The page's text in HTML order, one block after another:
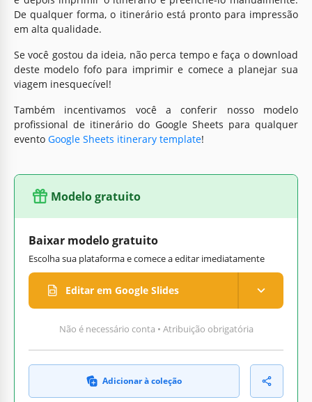
De qualquer forma, o itinerário está pronto para impressão
em alta qualidade.
Se você gostou da ideia, não perca tempo e faça o download
deste modelo fofo para imprimir e comece a planejar sua
viagem inesquecível!
Também incentivamos você a conferir nosso modelo
profissional de itinerário do Google Sheets para qualquer
evento Google Sheets itinerary template!
Modelo gratuito
Baixar modelo gratuito
Escolha sua plataforma e comece a editar imediatamente
Editar em Google Slides
Não é necessário conta • Atribuição obrigatória
Adicionar à coleção